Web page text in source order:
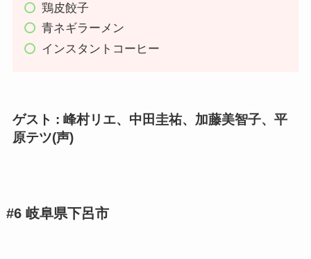
鶏皮餃子
青ネギラーメン
インスタントコーヒー
ゲスト : 峰村リエ、中田圭祐、加藤美智子、平
原テツ(声)
#6 岐阜県下呂市